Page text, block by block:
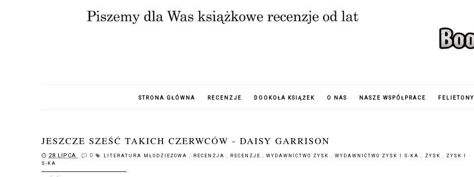
STRONA GŁÓWNA RECENZJE DOOKOŁA KSIĄŻEK O NAS NASZE WSPÓŁPRACE FELIETONY
JESZCZE SZEŚĆ TAKICH CZERWCÓW - DAISY GARRISON
28 LIPCA 0 LITERATURA MŁODZIEŻOWA RECENZJA RECENZJE ,WYDAWNICTWO ZYSK WYDAWNICTWO ZYSK I S-KA ZYSK
ZYSK I
S-KA